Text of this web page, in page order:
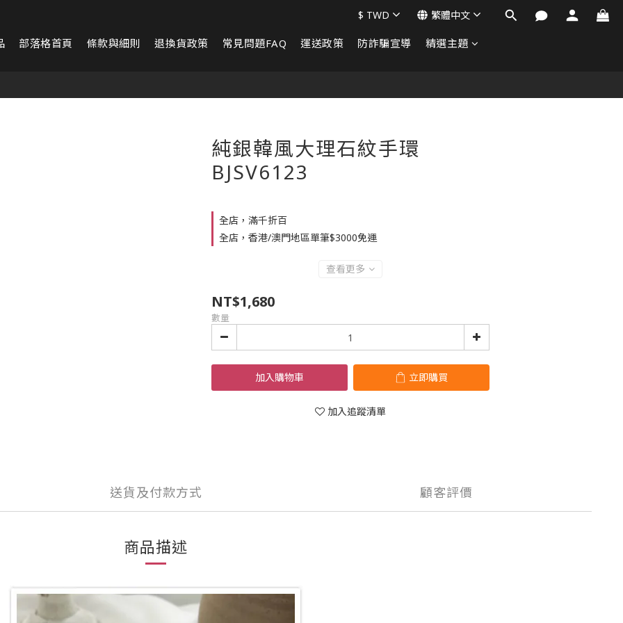
部落格首頁 條款與細則 退換貨政策 常見問題FAQ 運送政策 防詐騙宣導 精選主題
$ TWD 繁體中文
純銀韓風大理石紋手環
BJSV6123
全店，滿千折百
全店，香港/澳門地區單筆$3000免運
查看更多
NT$1,680
數量
加入購物車 立即購買
加入追蹤清單
送貨及付款方式 顧客評價
商品描述
立即購買